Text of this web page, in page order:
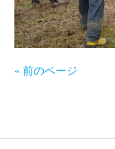
« 前のページ